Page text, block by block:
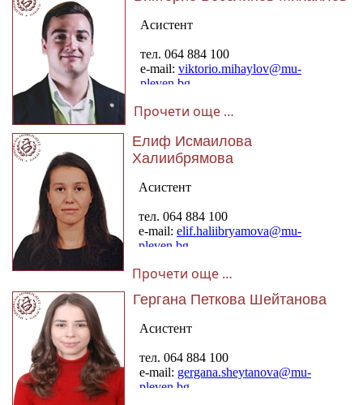
Прочети още …
Елиф Исмаилова
Халиибрямова
Прочети още …
Гергана Петкова Шейтанова